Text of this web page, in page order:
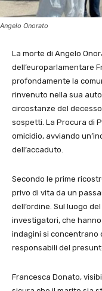
Angelo Onorato
La morte di Angelo
dell’europarlamentare
profondamente la
rinvenuto nella sua
circostanze del
sospetti. La Procura di
omicidio, avviando
dell’accaduto.
Secondo le prime
privo di vita da un
dell’ordine. Sul luogo
investigatori, che
indagini si concentrano
responsabili del
Francesca Donato,